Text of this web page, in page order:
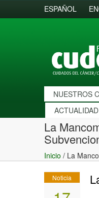
ESPAÑOL
NUESTROS
ACTUALIDAD
La
Inicio / La
Noticia